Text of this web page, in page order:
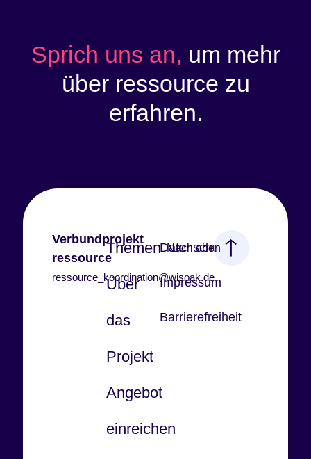
Sprich uns an, um mehr
über ressource zu
erfahren.
Verbundprojekt
ressource
ressource_koordination@wisoak.de
Themen
Über
das
Projekt
Angebot
einreichen
Datenschutz
Impressum
Barrierefreiheit
Nach oben